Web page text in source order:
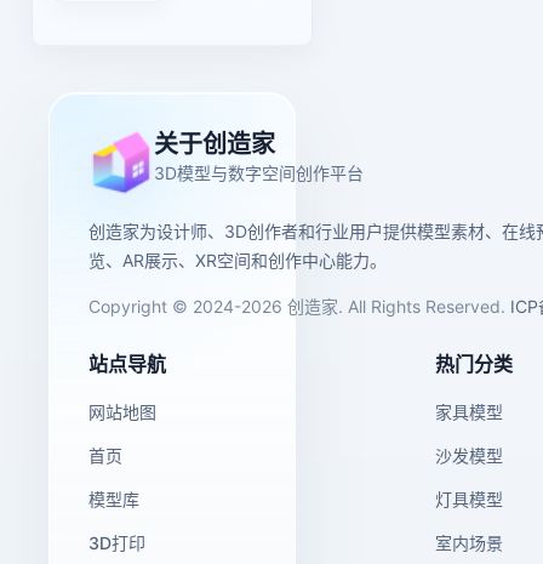
关于创造家
3D模型与数字空间创作平台
创造家为设计师、3D创作者和行业用户提供模型素材、在线
览、AR展示、XR空间和创作中心能力。
Copyright © 2024-2026 创造家. All Rights Reserved. ICP
站点导航
网站地图
首页
模型库
3D打印
热门分类
家具模型
沙发模型
灯具模型
室内场景